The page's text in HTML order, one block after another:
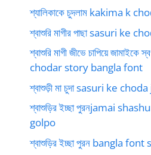
শ্যালিকাকে চুদলাম kakima k
শ্বাশুরি মাগীর পাছা sasuri ke
শ্বাশুরি মাগী জীভে চাপিয়ে
chodar story bangla font
শ্বাশুড়ী মা চুদা sasuri ke
শ্বাশুড়ির ইচ্ছা পুরনjamai
golpo
শ্বাশুড়ির ইচ্ছা পুরন bangla